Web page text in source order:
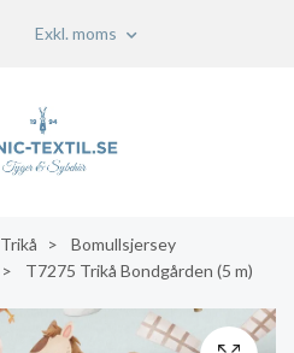
Exkl. moms
Trikå
Bomullsjersey
T7275 Trikå Bondgården (5 m)